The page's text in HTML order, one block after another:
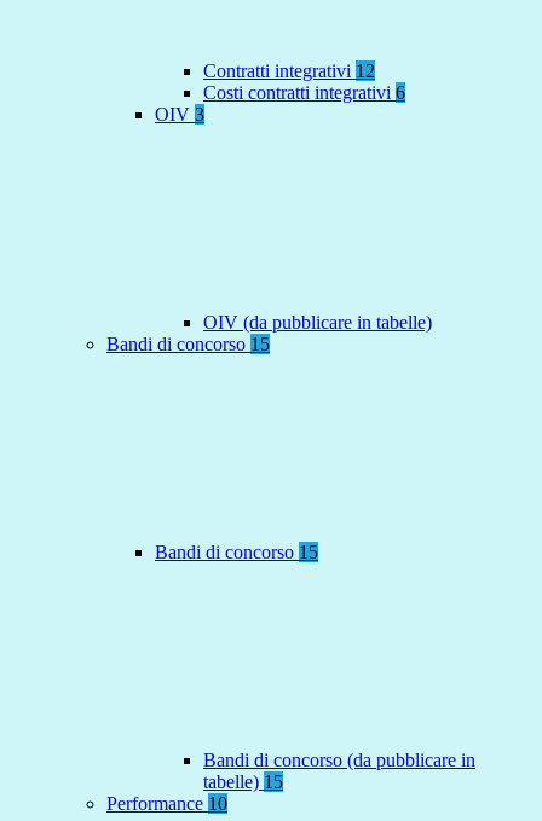
Contratti integrativi 12
Costi contratti integrativi 6
OIV 3
OIV (da pubblicare in tabelle)
Bandi di concorso 15
Bandi di concorso 15
Bandi di concorso (da pubblicare in
tabelle) 15
Performance 10